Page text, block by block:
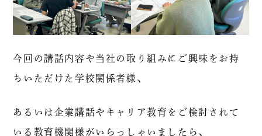
今回の講話内容や当社の取り組みにご興味をお持
ちいただけた学校関係者様、
あるいは企業講話やキャリア教育をご検討されて
いる教育機関様がいらっしゃいましたら、